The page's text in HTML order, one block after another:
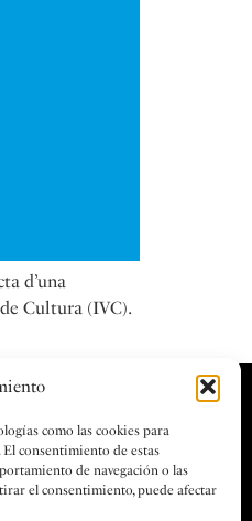
como las cookies para
consentimiento de estas
de navegación o las
el consentimiento, puede afectar
d’una
Cultura (IVC).